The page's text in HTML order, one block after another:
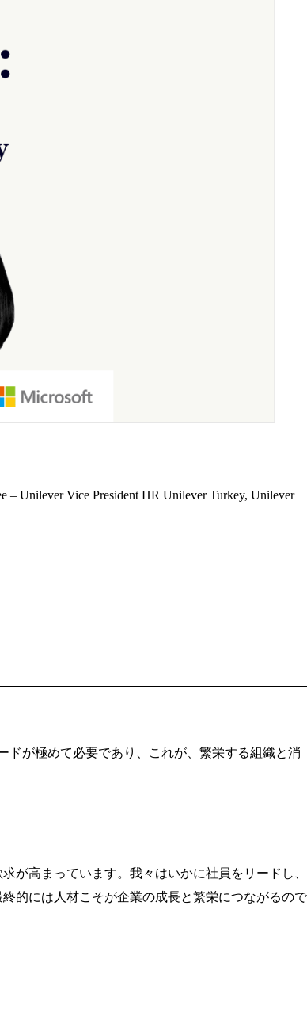
Unilever Vice President HR Unilever Turkey, Unilever
ドが極めて必要であり、これが、繁栄する組織と消
が高まっています。我々はいかに社員をリードし、
的には人材こそが企業の成長と繁栄につながるので